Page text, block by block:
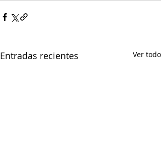
Entradas recientes Ver todo